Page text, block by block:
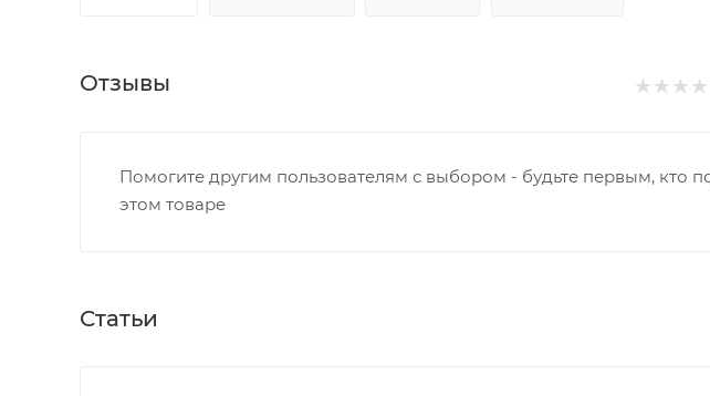
Отзывы
Помогите другим пользователям с выбором - будьте первым, кто
этом товаре
Статьи